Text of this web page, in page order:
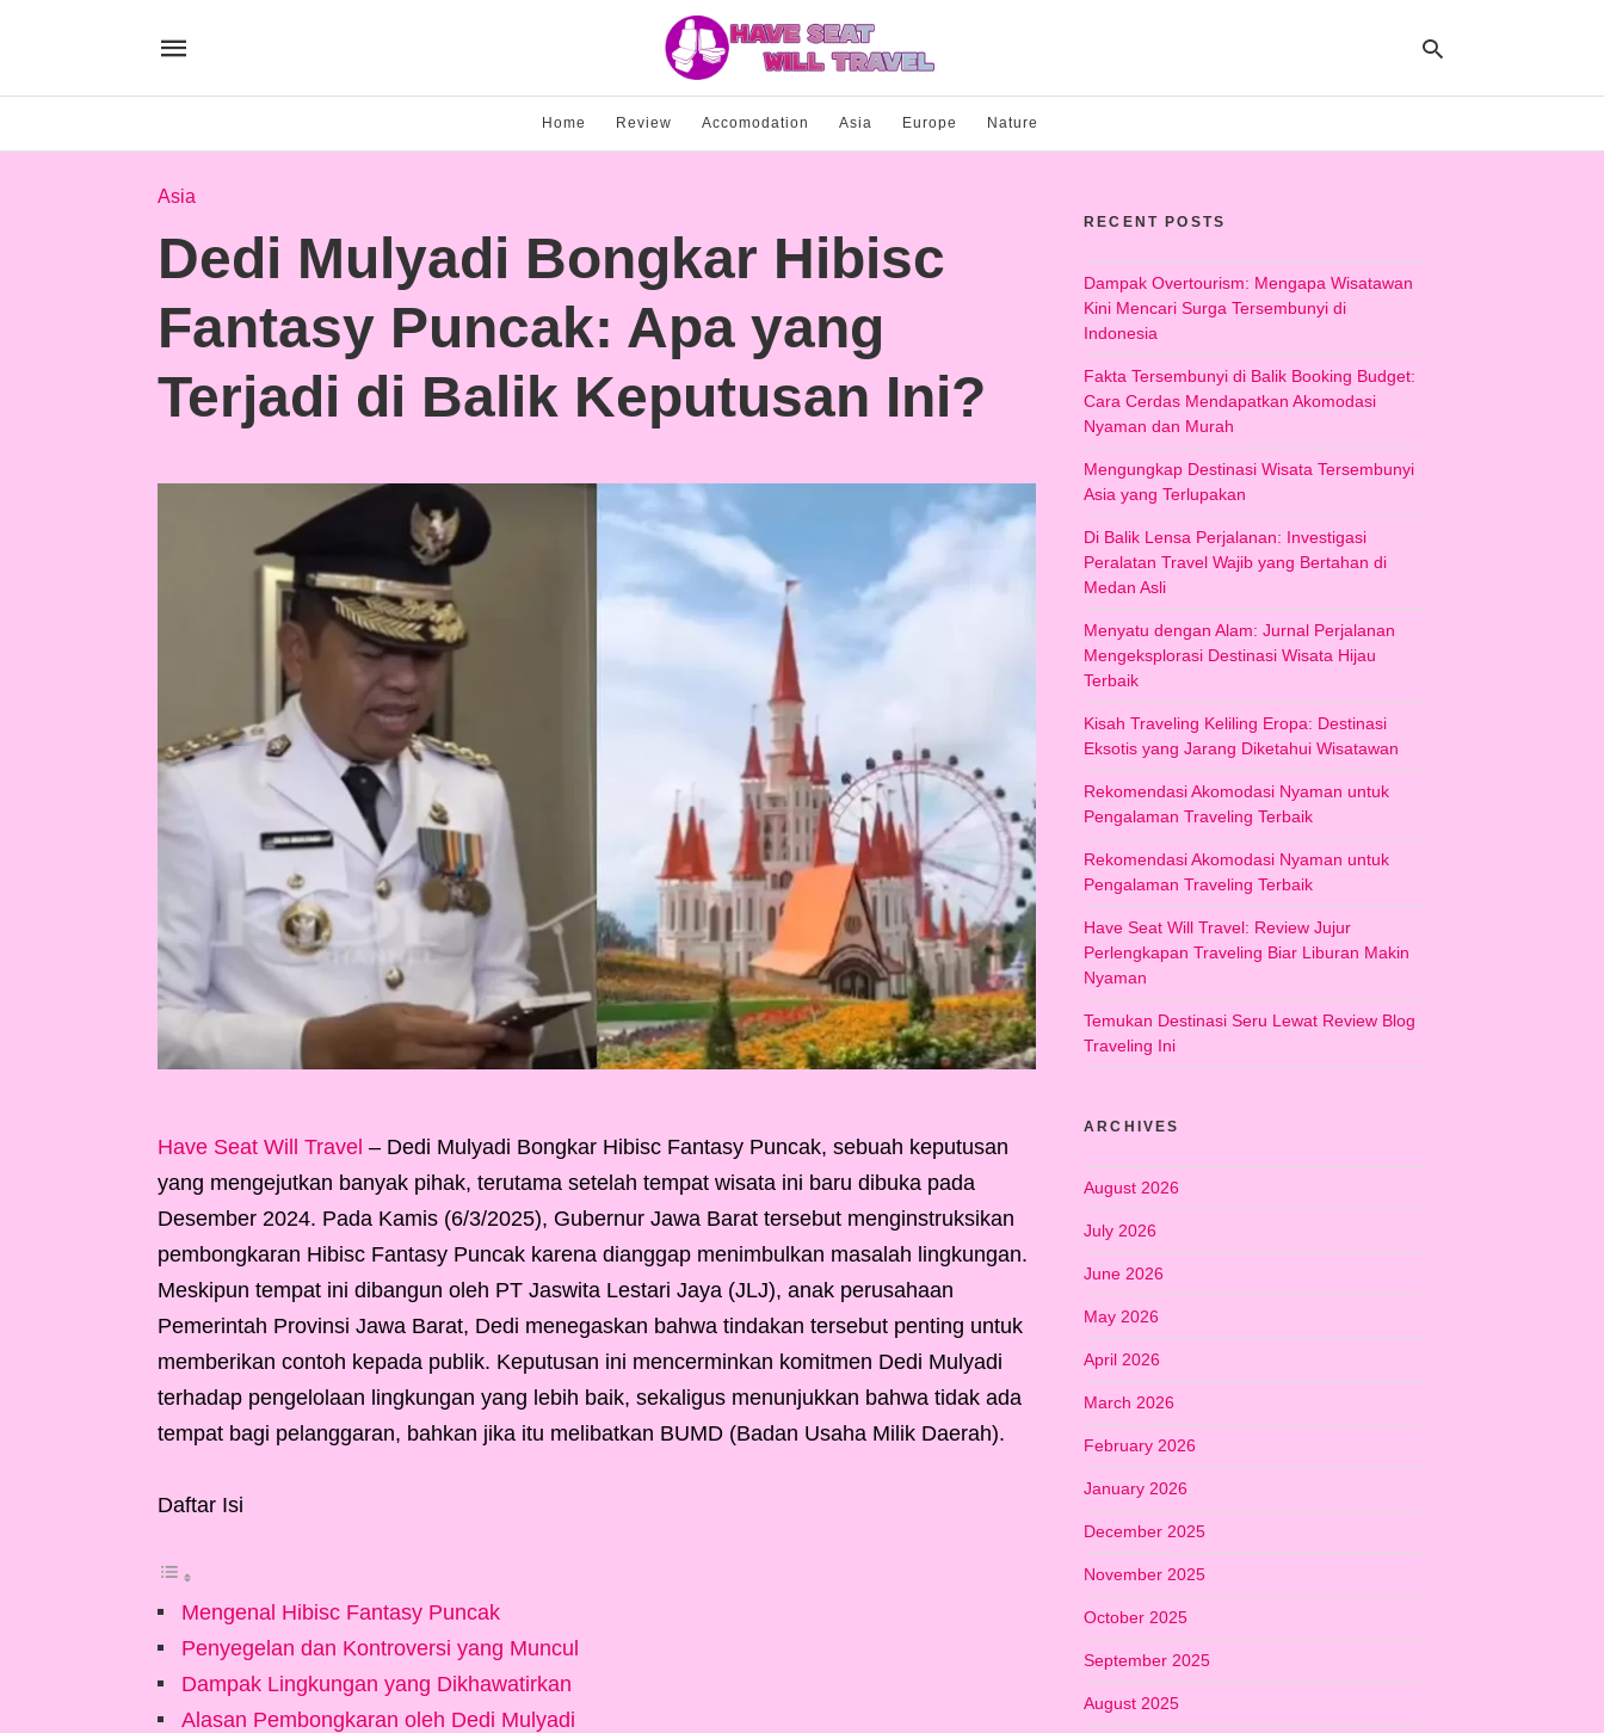
Home Review Accomodation Asia Europe Nature
Asia
Dedi Mulyadi Bongkar Hibisc
Fantasy Puncak: Apa yang
Terjadi di Balik Keputusan Ini?
Have Seat Will Travel – Dedi Mulyadi Bongkar Hibisc Fantasy Puncak, sebuah keputusan
yang mengejutkan banyak pihak, terutama setelah tempat wisata ini baru dibuka pada
Desember 2024. Pada Kamis (6/3/2025), Gubernur Jawa Barat tersebut menginstruksikan
pembongkaran Hibisc Fantasy Puncak karena dianggap menimbulkan masalah lingkungan.
Meskipun tempat ini dibangun oleh PT Jaswita Lestari Jaya (JLJ), anak perusahaan
Pemerintah Provinsi Jawa Barat, Dedi menegaskan bahwa tindakan tersebut penting untuk
memberikan contoh kepada publik. Keputusan ini mencerminkan komitmen Dedi Mulyadi
terhadap pengelolaan lingkungan yang lebih baik, sekaligus menunjukkan bahwa tidak ada
tempat bagi pelanggaran, bahkan jika itu melibatkan BUMD (Badan Usaha Milik Daerah).
Daftar Isi
Mengenal Hibisc Fantasy Puncak
Penyegelan dan Kontroversi yang Muncul
Dampak Lingkungan yang Dikhawatirkan
Alasan Pembongkaran oleh Dedi Mulyadi
RECENT POSTS
Dampak Overtourism: Mengapa Wisatawan
Kini Mencari Surga Tersembunyi di
Indonesia
Fakta Tersembunyi di Balik Booking Budget:
Cara Cerdas Mendapatkan Akomodasi
Nyaman dan Murah
Mengungkap Destinasi Wisata Tersembunyi
Asia yang Terlupakan
Di Balik Lensa Perjalanan: Investigasi
Peralatan Travel Wajib yang Bertahan di
Medan Asli
Menyatu dengan Alam: Jurnal Perjalanan
Mengeksplorasi Destinasi Wisata Hijau
Terbaik
Kisah Traveling Keliling Eropa: Destinasi
Eksotis yang Jarang Diketahui Wisatawan
Rekomendasi Akomodasi Nyaman untuk
Pengalaman Traveling Terbaik
Rekomendasi Akomodasi Nyaman untuk
Pengalaman Traveling Terbaik
Have Seat Will Travel: Review Jujur
Perlengkapan Traveling Biar Liburan Makin
Nyaman
Temukan Destinasi Seru Lewat Review Blog
Traveling Ini
ARCHIVES
August 2026
July 2026
June 2026
May 2026
April 2026
March 2026
February 2026
January 2026
December 2025
November 2025
October 2025
September 2025
August 2025